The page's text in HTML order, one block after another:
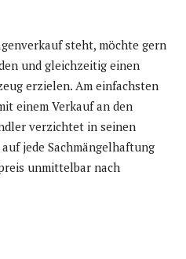
steht, möchte gern
und gleichzeitig einen
erzielen. Am einfachsten
einem Verkauf an den
verzichtet in seinen
jede Sachmängelhaftung
unmittelbar nach